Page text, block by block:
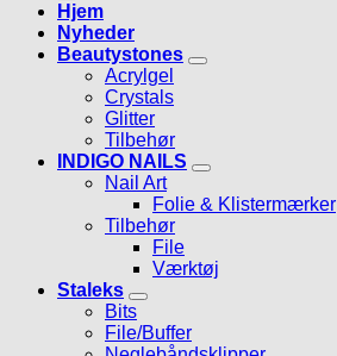
Hjem
Nyheder
Beautystones
Acrylgel
Crystals
Glitter
Tilbehør
INDIGO NAILS
Nail Art
Folie & Klistermærker
Tilbehør
File
Værktøj
Staleks
Bits
File/Buffer